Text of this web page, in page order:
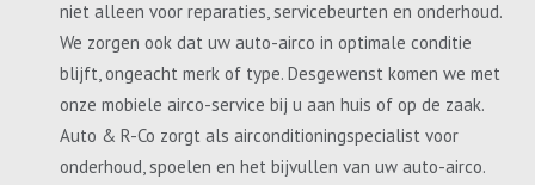
niet alleen voor reparaties, servicebeurten en onderhoud.
We zorgen ook dat uw auto-airco in optimale conditie
blijft, ongeacht merk of type. Desgewenst komen we met
onze mobiele airco-service bij u aan huis of op de zaak.
Auto & R-Co zorgt als airconditioningspecialist voor
onderhoud, spoelen en het bijvullen van uw auto-airco.